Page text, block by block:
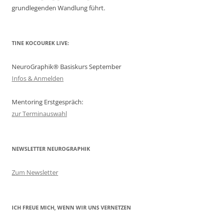
grundlegenden Wandlung führt.
TINE KOCOUREK LIVE:
NeuroGraphik® Basiskurs September
Infos & Anmelden
Mentoring Erstgespräch:
zur Terminauswahl
NEWSLETTER NEUROGRAPHIK
Zum Newsletter
ICH FREUE MICH, WENN WIR UNS VERNETZEN